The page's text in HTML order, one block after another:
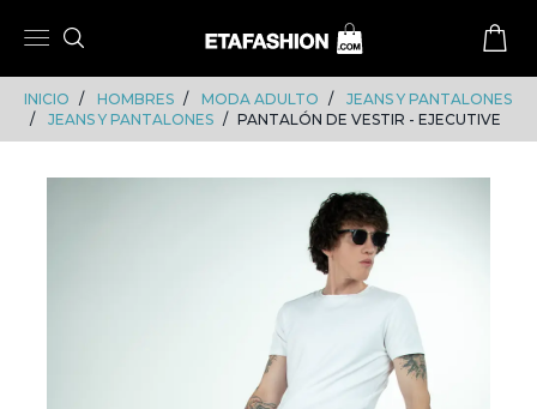
INICIO HOMBRES MODA ADULTO
JEANS Y PANTALONES
JEANS Y PANTALONES
PANTALÓN DE VESTIR - EJECUTIVE